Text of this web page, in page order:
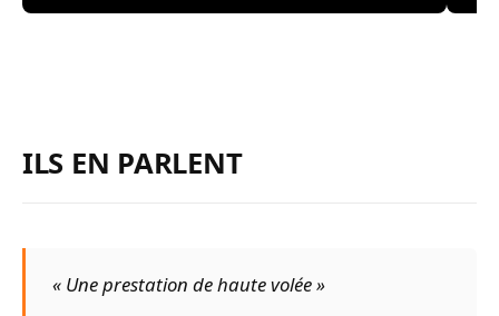
ILS EN PARLENT
« Une prestation de haute volée »